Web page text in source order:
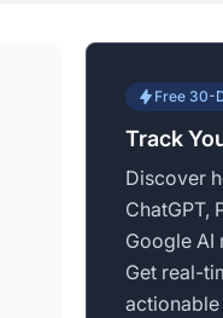
Free 30-
Track
Discover
ChatGPT,
Google AI
Get real-